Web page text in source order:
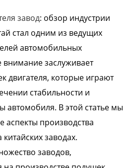
завод: обзор индустрии
стал одним из ведущих
автомобильных
заслуживает
двигателя, которые играют
стабильности и
автомобиля. В этой статье мы
производства
заводах.
заводов,